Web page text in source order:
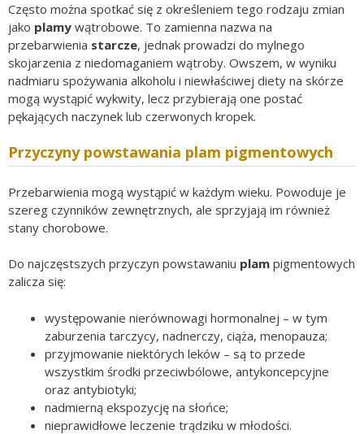
Często można spotkać się z określeniem tego rodzaju zmian
jako plamy wątrobowe. To zamienna nazwa na
przebarwienia starcze, jednak prowadzi do mylnego
skojarzenia z niedomaganiem wątroby. Owszem, w wyniku
nadmiaru spożywania alkoholu i niewłaściwej diety na skórze
mogą wystąpić wykwity, lecz przybierają one postać
pękających naczynek lub czerwonych kropek.
Przyczyny powstawania plam pigmentowych
Przebarwienia mogą wystąpić w każdym wieku. Powoduje je
szereg czynników zewnętrznych, ale sprzyjają im również
stany chorobowe.
Do najczęstszych przyczyn powstawaniu plam pigmentowych
zalicza się:
występowanie nierównowagi hormonalnej – w tym
zaburzenia tarczycy, nadnerczy, ciąża, menopauza;
przyjmowanie niektórych leków – są to przede
wszystkim środki przeciwbólowe, antykoncepcyjne
oraz antybiotyki;
nadmierną ekspozycję na słońce;
nieprawidłowe leczenie trądziku w młodości.